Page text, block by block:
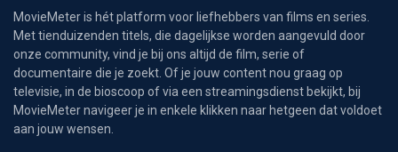
MovieMeter is hét platform voor liefhebbers van films en series.
Met tienduizenden titels, die dagelijkse worden aangevuld door
onze community, vind je bij ons altijd de film, serie of
documentaire die je zoekt. Of je jouw content nou graag op
televisie, in de bioscoop of via een streamingsdienst bekijkt, bij
MovieMeter navigeer je in enkele klikken naar hetgeen dat voldoet
aan jouw wensen.